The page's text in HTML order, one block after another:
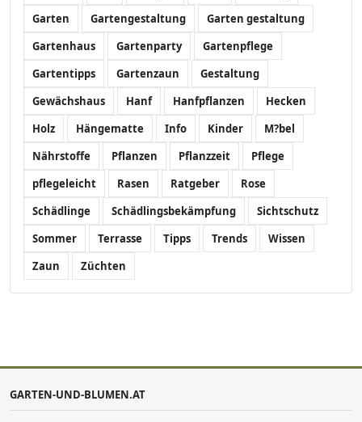
Garten
Gartengestaltung
Garten gestaltung
Gartenhaus
Gartenparty
Gartenpflege
Gartentipps
Gartenzaun
Gestaltung
Gewächshaus
Hanf Hanfpflanzen
Hecken
Holz
Hängematte Info Kinder
M?bel
Nährstoffe
Pflanzen Pflanzzeit
Pflege
pflegeleicht
Rasen Ratgeber
Rose
Schädlinge
Schädlingsbekämpfung
Sichtschutz
Sommer
Terrasse Tipps Trends
Wissen
Zaun
Züchten
GARTEN-UND-BLUMEN.AT